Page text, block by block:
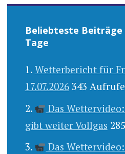
Beliebteste
Tage
Wetterbericht für
17.07.2026 343 Aufrufe
Das
gibt weiter Vollgas
Das